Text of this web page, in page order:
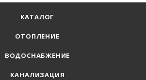
КАТАЛОГ
ОТОПЛЕНИЕ
ВОДОСНАБЖЕНИЕ
КАНАЛИЗАЦИЯ